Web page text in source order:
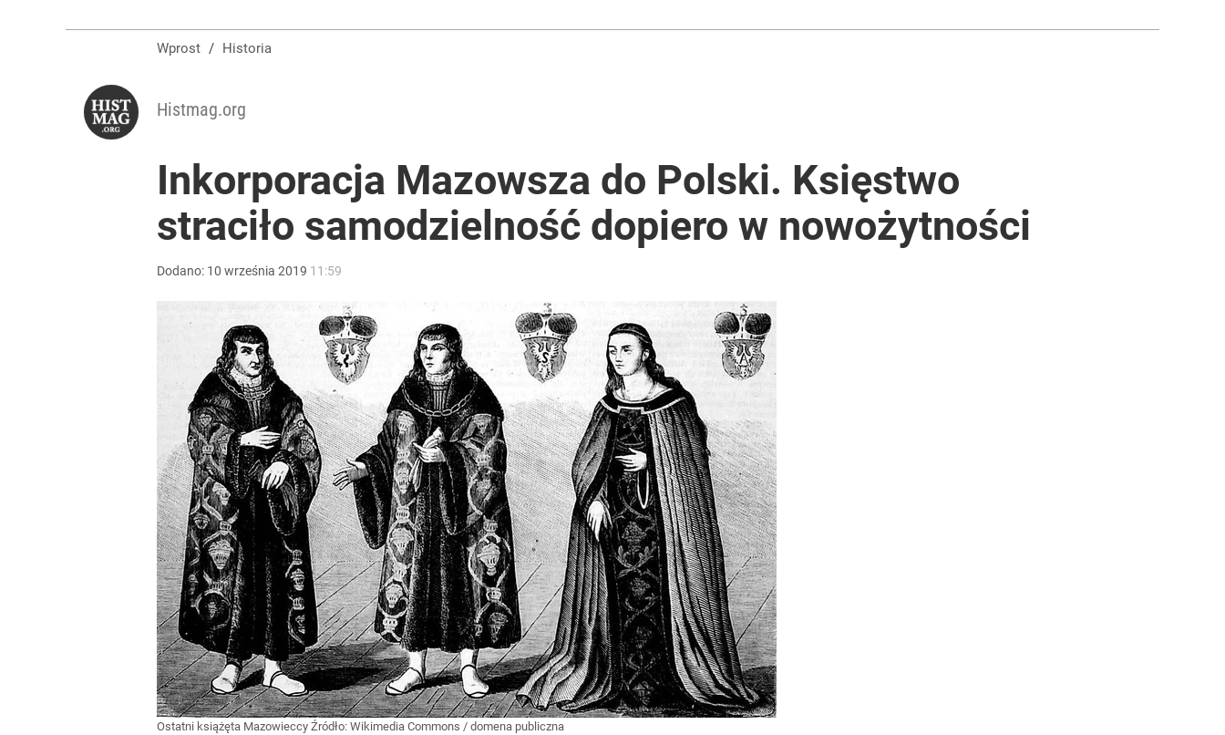
Wprost / Historia
Histmag.org
Inkorporacja Mazowsza do Polski. Księstwo
straciło samodzielność dopiero w nowożytności
Dodano: 10 września 2019 11:59
Ostatni książęta Mazowieccy Źródło: Wikimedia Commons / domena publiczna